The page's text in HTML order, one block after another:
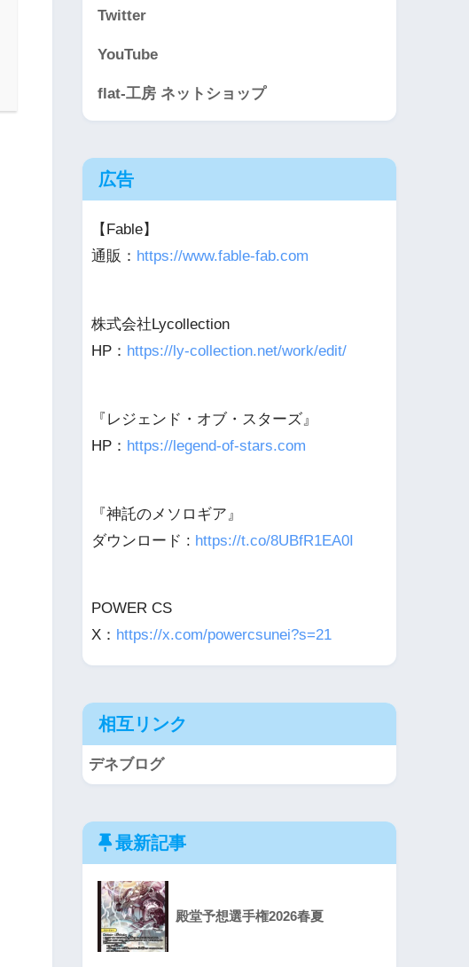
Twitter
YouTube
flat-工房 ネットショップ
広告
【Fable】
通販： https://www.fable-fab.com
株式会社Lycollection
HP： https://ly-collection.net/work/edit/
『レジェンド・オブ・スターズ』
HP： https://legend-of-stars.com
『神託のメソロギア』
ダウンロード : https://t.co/8UBfR1EA0I
POWER CS
X： https://x.com/powercsunei?s=21
相互リンク
デネブログ
最新記事
殿堂予想選手権2026春夏